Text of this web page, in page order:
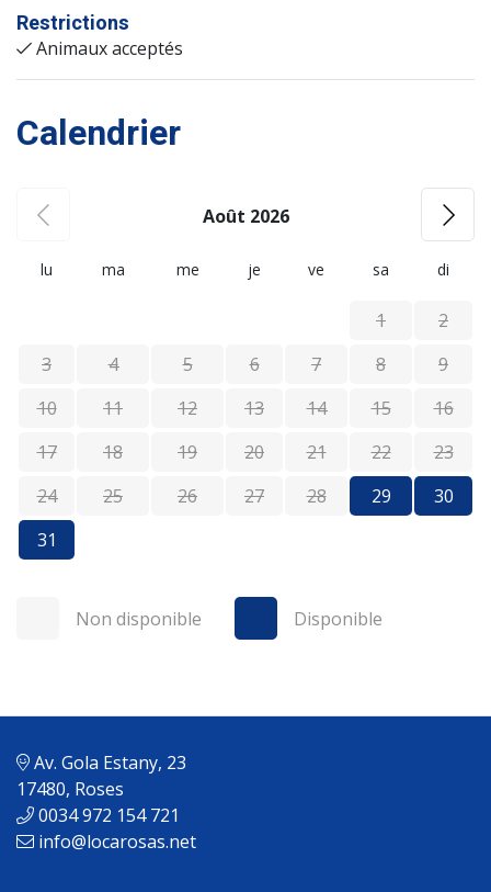
Restrictions
Animaux acceptés
Calendrier
Août 2026
lu ma me je ve sa di
1
2
3
4 5 6 7 8
9
10
11 12 13 14 15
16
17
18 19 20 21 22
23
24
25 26 27 28 29
30
31
Non disponible Disponible
Av. Gola Estany, 23
17480, Roses
0034 972 154 721
info@locarosas.net